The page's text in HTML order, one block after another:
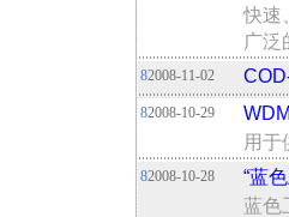
快速
广泛
82008-11-02
82008-10-29
用于
82008-10-28
“蓝
蓝色